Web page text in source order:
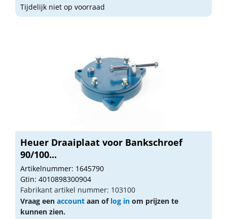
Tijdelijk niet op voorraad
Heuer Draaiplaat voor Bankschroef
90/100...
Artikelnummer: 1645790
Gtin: 4010898300904
Fabrikant artikel nummer: 103100
Vraag een account aan of log in om prijzen te
kunnen zien.